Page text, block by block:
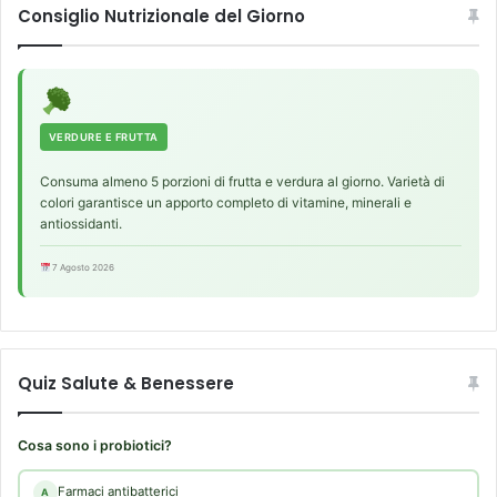
s
e
r
e
i
i
c
i
n
o
t
r
a
i
Consiglio Nutrizionale del Giorno
VERDURE E FRUTTA
Consuma almeno 5 porzioni di frutta e verdura al giorno. Varietà di
colori garantisce un apporto completo di vitamine, minerali e
antiossidanti.
7 Agosto 2026
Quiz Salute & Benessere
Cosa sono i probiotici?
A Farmaci antibatterici